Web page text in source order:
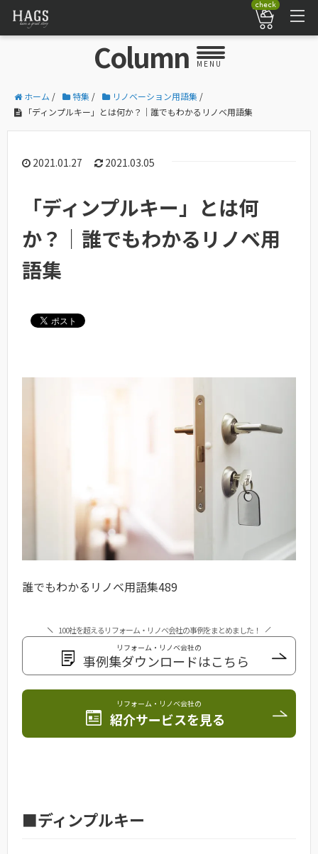
check
Column MENU
ホーム / 特集 / リノベーション用語集 /
「ディンプルキー」とは何か？｜誰でもわかるリノベ用語集
2021.01.27 2021.03.05
「ディンプルキー」とは何
か？｜誰でもわかるリノベ用
語集
誰でもわかるリノベ用語集489
100社を超えるリフォーム・リノベ会社の事例をまとめました！
リフォーム・リノベ会社の
事例集ダウンロードはこちら
リフォーム・リノベ会社の
紹介サービスを見る
■ディンプルキー